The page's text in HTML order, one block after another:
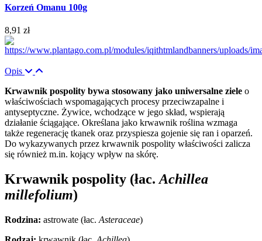
Korzeń Omanu 100g
8,91 zł
Opis
Krwawnik pospolity bywa stosowany jako uniwersalne ziele o
właściwościach wspomagających procesy przeciwzapalne i
antyseptyczne. Żywice, wchodzące w jego skład, wspierają
działanie ściągające. Określana jako krwawnik roślina wzmaga
także regenerację tkanek oraz przyspiesza gojenie się ran i oparzeń.
Do wykazywanych przez krwawnik pospolity właściwości zalicza
się również m.in. kojący wpływ na skórę.
Krwawnik pospolity (łac. Achillea
millefolium)
Rodzina: astrowate (łac. Asteraceae)